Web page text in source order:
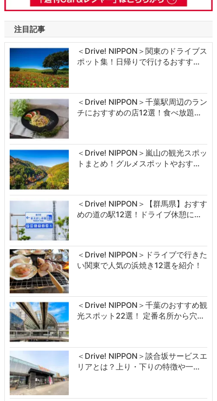
注目記事
＜Drive! NIPPON＞関東のドライブス
ポット集！日帰りで行けるおすす…
＜Drive! NIPPON＞千葉駅周辺のラン
チにおすすめの店12選！食べ放題…
＜Drive! NIPPON＞嵐山の観光スポッ
トまとめ！グルメスポットやおす…
＜Drive! NIPPON＞【群馬県】おすす
めの道の駅12選！ドライブ休憩に…
＜Drive! NIPPON＞ドライブで行きた
い関東で人気の浜焼き12選を紹介！
＜Drive! NIPPON＞千葉のおすすめ観
光スポット22選！ 定番名所から穴…
＜Drive! NIPPON＞談合坂サービスエ
リアとは？上り・下りの特徴や一…